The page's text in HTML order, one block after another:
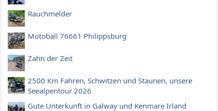
Rauchmelder
Motoball 76661 Philippsburg
Zahn der Zeit
2500 Km Fahren, Schwitzen und Staunen, unsere
Seealpentour 2026
Gute Unterkunft in Galway und Kenmare Irland